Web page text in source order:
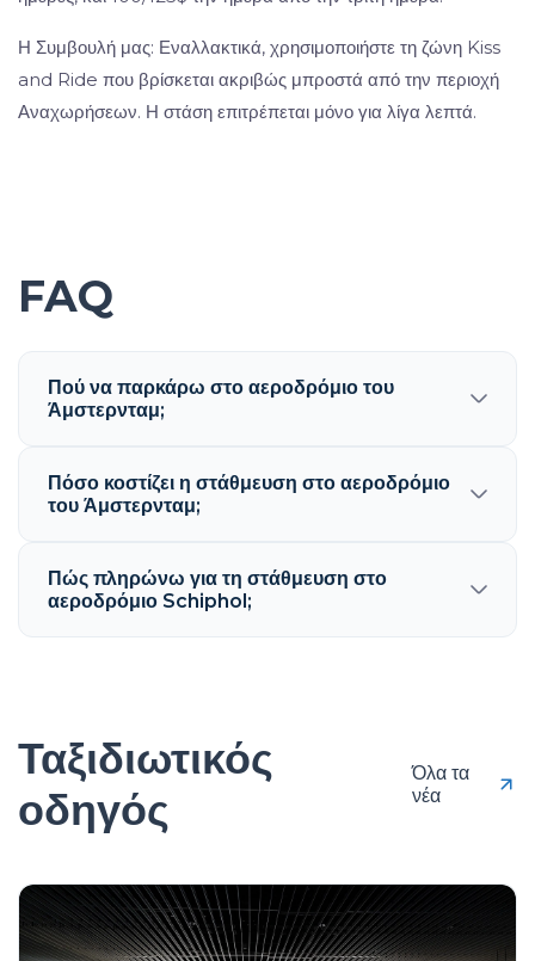
Η Συμβουλή μας: Εναλλακτικά, χρησιμοποιήστε τη ζώνη Kiss
and Ride που βρίσκεται ακριβώς μπροστά από την περιοχή
Αναχωρήσεων. Η στάση επιτρέπεται μόνο για λίγα λεπτά.
FAQ
Πού να παρκάρω στο αεροδρόμιο του
Άμστερνταμ;
Πόσο κοστίζει η στάθμευση στο αεροδρόμιο
του Άμστερνταμ;
Πώς πληρώνω για τη στάθμευση στο
αεροδρόμιο Schiphol;
Ταξιδιωτικός
οδηγός
Όλα τα
νέα